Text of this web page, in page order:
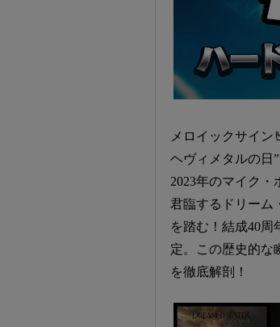
メロイックサイン
ヘヴィメタルの日”
2023年のマイク
君臨するドリーム
を踏む！結成40
定。この歴史的な
を徹底解剖！